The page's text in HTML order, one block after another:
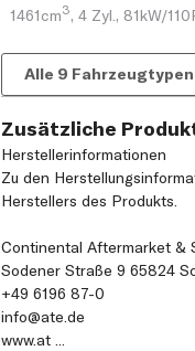
1461cm3, 4 Zyl., 81kW/
Alle 9
Zusätzliche
Herstellerinformationen
Zu den
Herstellers des Produkts.
Continental Aftermarket &
Sodener Straße 9 65824
+49 6196 87-0
info@ate.de
www.at ...